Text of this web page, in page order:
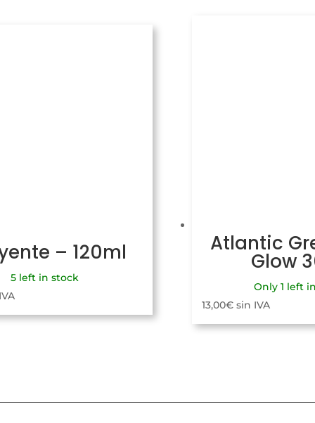
– 120ml
5 left in stock
Atlantic
Glow
Only 1 left
13,00€ sin IVA